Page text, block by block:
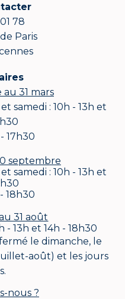
78
Paris
31 mars
samedi : 10h - 13h et
17h30
septembre
samedi : 10h - 13h et
18h30
31 août
- 13h et 14h - 18h30
le dimanche, le
août) et les jours
nous ?